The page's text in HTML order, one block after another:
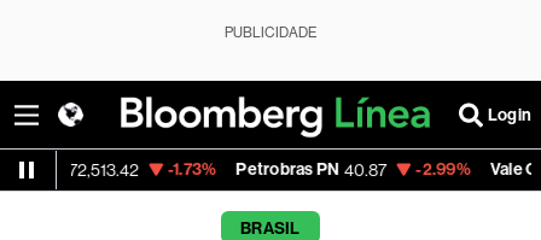
PUBLICIDADE
Login
-1.73% Petrobras PN 40.87 -2.99% Vale ON 74.97
BRASIL